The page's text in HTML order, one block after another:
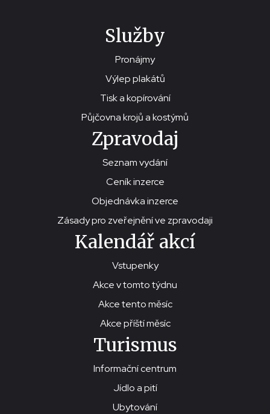
Služby
Pronájmy
Výlep plakátů
Tisk a kopírování
Půjčovna krojů a kostýmů
Zpravodaj
Seznam vydání
Ceník inzerce
Objednávka inzerce
Zásady pro zveřejnění ve zpravodaji
Kalendář akcí
Vstupenky
Akce v tomto týdnu
Akce tento měsíc
Akce příští měsíc
Turismus
Informační centrum
Jídlo a pití
Ubytování